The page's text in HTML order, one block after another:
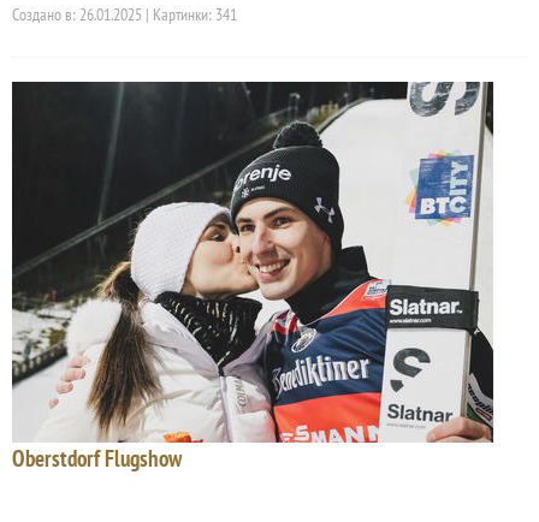
Создано в: 26.01.2025 | Картинки: 341
Oberstdorf Flugshow